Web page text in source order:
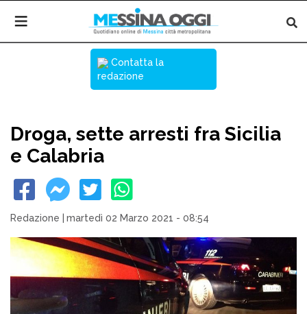
Contatta la
redazione
Droga, sette arresti fra Sicilia
e Calabria
Redazione martedì 02 Marzo 2021 - 08:54